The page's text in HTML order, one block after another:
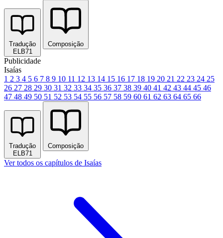
Tradução
ELB71
Composição
Publicidade
Isaías
1 2 3 4 5 6 7 8 9 10 11 12 13 14 15 16 17 18 19 20 21 22 23 24 25
26 27 28 29 30 31 32 33 34 35 36 37 38 39 40 41 42 43 44 45 46
47 48 49 50 51 52 53 54 55 56 57 58 59 60 61 62 63 64 65 66
Tradução
ELB71
Composição
Ver todos os capítulos de Isaías